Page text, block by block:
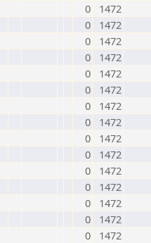
0
1472
0
1472
0
1472
0
1472
0
1472
0
1472
0
1472
0
1472
0
1472
0
1472
0
1472
0
1472
0
1472
0
1472
0
1472